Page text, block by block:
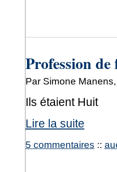
Profession
Par Simone
Ils étaient Huit
Lire la suite
5 commentaires ::